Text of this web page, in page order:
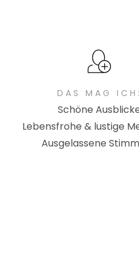
DAS MAG ICH:
Schöne
Lebensfrohe & lustige
Ausgelassene